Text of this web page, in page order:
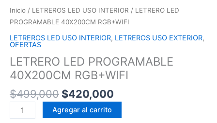
Inicio / LETREROS LED USO INTERIOR / LETRERO LED
PROGRAMABLE 40X200CM RGB+WIFI
LETREROS LED USO INTERIOR, LETREROS USO EXTERIOR,
OFERTAS
LETRERO LED PROGRAMABLE
40X200CM RGB+WIFI
$499,000 $420,000
Agregar al carrito